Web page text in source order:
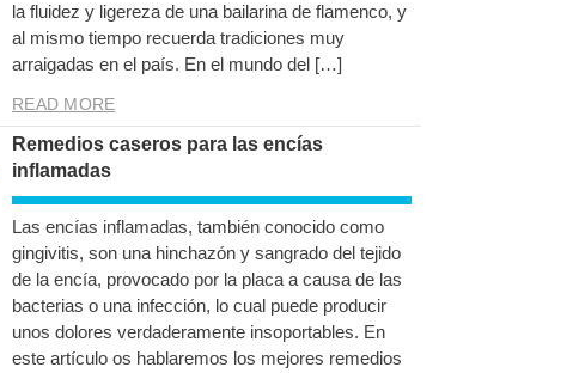
la fluidez y ligereza de una bailarina de flamenco, y
al mismo tiempo recuerda tradiciones muy
arraigadas en el país. En el mundo del […]
READ MORE
Remedios caseros para las encías
inflamadas
Las encías inflamadas, también conocido como
gingivitis, son una hinchazón y sangrado del tejido
de la encía, provocado por la placa a causa de las
bacterias o una infección, lo cual puede producir
unos dolores verdaderamente insoportables. En
este artículo os hablaremos los mejores remedios